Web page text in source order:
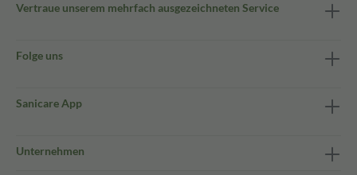
Vertraue unserem mehrfach ausgezeichneten Service
Folge uns
Sanicare App
Unternehmen